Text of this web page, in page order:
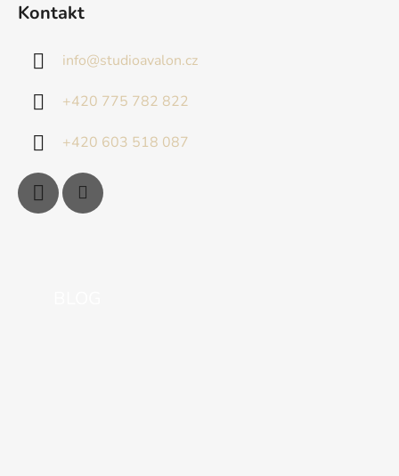
Kontakt
info@studioavalon.cz
+420 775 782 822
+420 603 518 087